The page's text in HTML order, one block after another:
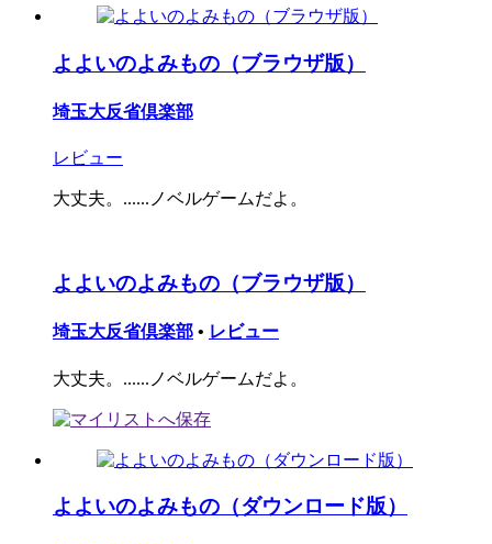
よよいのよみもの（ブラウザ版）
埼玉大反省倶楽部
レビュー
大丈夫。......ノベルゲームだよ。
よよいのよみもの（ブラウザ版）
埼玉大反省倶楽部 • レビュー
大丈夫。......ノベルゲームだよ。
よよいのよみもの（ダウンロード版）